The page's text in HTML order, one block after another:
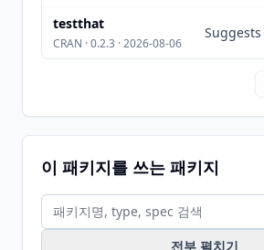
testthat
CRAN · 0.2.3 · 2026-08-06
Suggests
이 패키지를 쓰는 패키지
전부 펼치기